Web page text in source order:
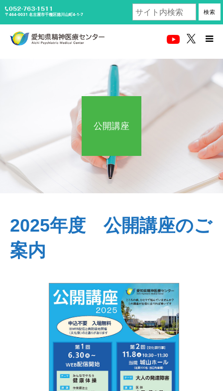
〒464-0031 名古屋市千種区徳川山町4-1-7 検索
公開講座
2025年度 公開講座のご
案内
受診される方へ
当センターについて
診療科・部門紹介
採用情報